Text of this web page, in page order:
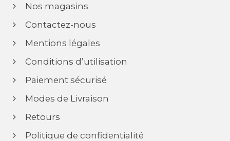
Nos magasins
Contactez-nous
Mentions légales
Conditions d’utilisation
Paiement sécurisé
Modes de Livraison
Retours
Politique de confidentialité